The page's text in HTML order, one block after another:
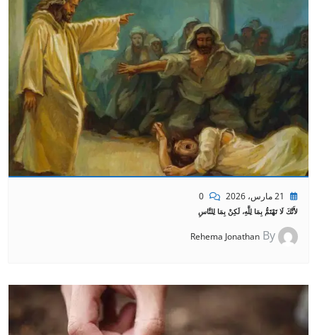
21 مارس، 2026 0
لأَنَّكَ لَا تَهْتَمُّ بِمَا لِلَّهِ، لَكِنْ بِمَا لِلنَّاسِ
By
Rehema Jonathan